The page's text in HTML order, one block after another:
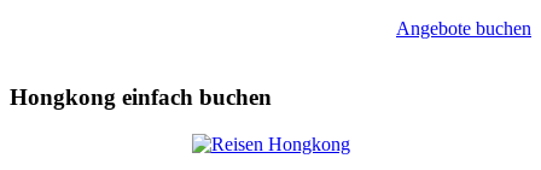
Angebote buchen
Hongkong einfach buchen